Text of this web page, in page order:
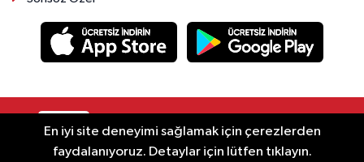
En iyi site deneyimi sağlamak için çerezlerden
faydalanıyoruz. Detaylar için lütfen tıklayın.